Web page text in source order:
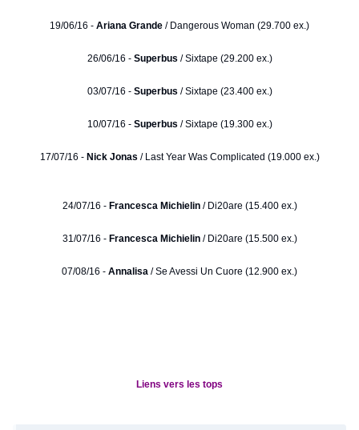
19/06/16 - Ariana Grande / Dangerous Woman (29.700 ex.)
26/06/16 - Superbus / Sixtape (29.200 ex.)
03/07/16 - Superbus / Sixtape (23.400 ex.)
10/07/16 - Superbus / Sixtape (19.300 ex.)
17/07/16 - Nick Jonas / Last Year Was Complicated (19.000 ex.)
24/07/16 - Francesca Michielin/ Di20are (15.400 ex.)
31/07/16 - Francesca Michielin/ Di20are (15.500 ex.)
07/08/16 - Annalisa / Se Avessi Un Cuore (12.900 ex.)
Liens vers les tops